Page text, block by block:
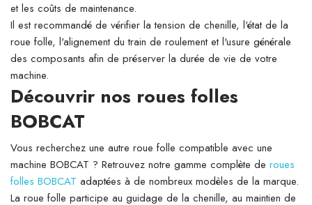
et les coûts de maintenance.
Il est recommandé de vérifier la tension de chenille, l'état de la
roue folle, l'alignement du train de roulement et l'usure générale
des composants afin de préserver la durée de vie de votre
machine.
Découvrir nos roues folles
BOBCAT
Vous recherchez une autre roue folle compatible avec une
machine BOBCAT ? Retrouvez notre gamme complète de roues
folles BOBCAT adaptées à de nombreux modèles de la marque.
La roue folle participe au guidage de la chenille, au maintien de